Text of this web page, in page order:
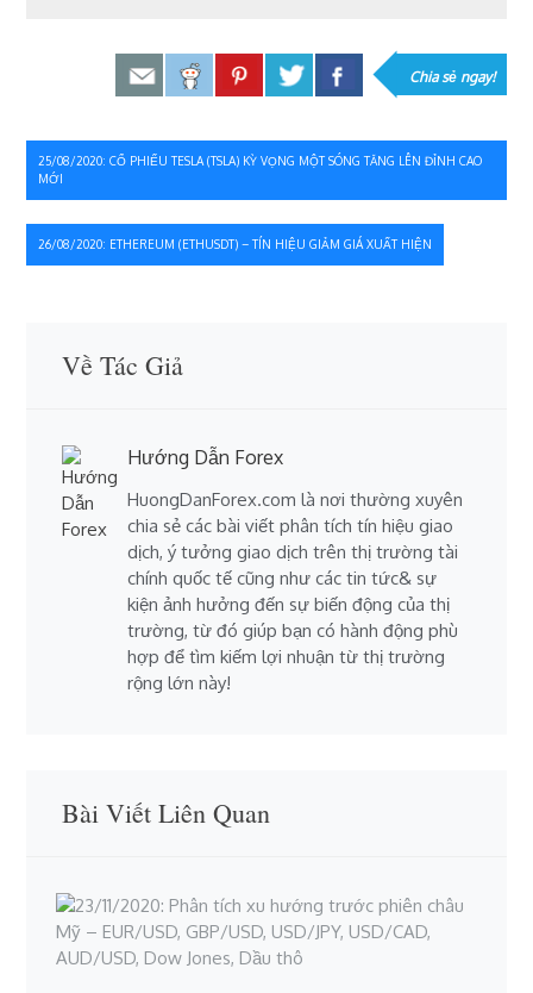
Chia sẻ ngay!
Điều
hướng
bài
25/08/2020: CỔ PHIẾU TESLA (TSLA) KỲ VỌNG MỘT SÓNG TĂNG LÊN ĐỈNH CAO
MỚI
26/08/2020: ETHEREUM (ETHUSDT) – TÍN HIỆU GIẢM GIÁ XUẤT HIỆN
Về Tác Giả
Hướng Dẫn Forex
HuongDanForex.com là nơi thường xuyên
chia sẻ các bài viết phân tích tín hiệu giao
dịch, ý tưởng giao dịch trên thị trường tài
chính quốc tế cũng như các tin tức& sự
kiện ảnh hưởng đến sự biến động của thị
trường, từ đó giúp bạn có hành động phù
hợp để tìm kiếm lợi nhuận từ thị trường
rộng lớn này!
Bài Viết Liên Quan